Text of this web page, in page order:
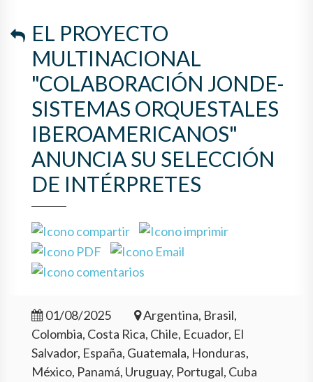
EL PROYECTO
MULTINACIONAL
"COLABORACIÓN JONDE-
SISTEMAS ORQUESTALES
IBEROAMERICANOS"
ANUNCIA SU SELECCIÓN
DE INTÉRPRETES
01/08/2025
Argentina, Brasil,
Colombia, Costa Rica, Chile, Ecuador, El
Salvador, España, Guatemala, Honduras,
México, Panamá, Uruguay, Portugal, Cuba